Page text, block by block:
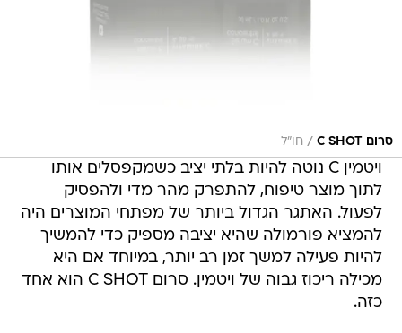
סרום C SHOT / חו״ל
ויטמין C נוטה להיות בלתי יציב כשמקפסלים אותו
לתוך מוצר טיפוח, להתפרק מהר מדי ולהפסיק
לפעול. האתגר הגדול ביותר של מפתחי המוצרים היה
להמציא פורמולה שהיא יציבה מספיק כדי להמשיך
להיות פעילה למשך זמן רב יותר, במיוחד אם היא
מכילה ריכוז גבוה של ויטמין. סרום C SHOT הוא אחד
כזה.